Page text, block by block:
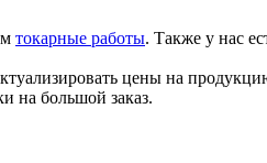
токарные работы. Также у нас
цены на
на большой заказ.